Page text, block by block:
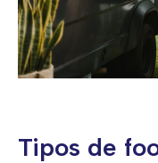
Tipos de